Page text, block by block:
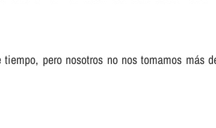
pero nosotros no nos tomamos más